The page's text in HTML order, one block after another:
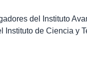
del Instituto
Instituto de Ciencia y